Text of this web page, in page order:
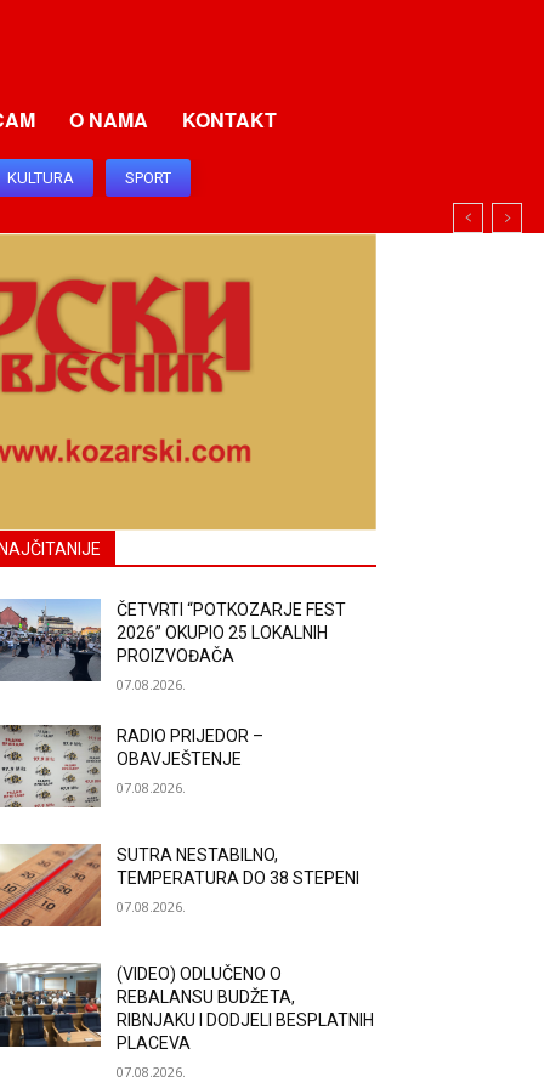
O NAMA KONTAKT
KULTURA SPORT
NAJČITANIJE
ČETVRTI “POTKOZARJE FEST
2026” OKUPIO 25 LOKALNIH
PROIZVOĐAČA
07.08.2026.
RADIO PRIJEDOR –
OBAVJEŠTENJE
07.08.2026.
SUTRA NESTABILNO,
TEMPERATURA DO 38 STEPENI
07.08.2026.
(VIDEO) ODLUČENO O
REBALANSU BUDŽETA,
RIBNJAKU I DODJELI BESPLATNIH
PLACEVA
07.08.2026.